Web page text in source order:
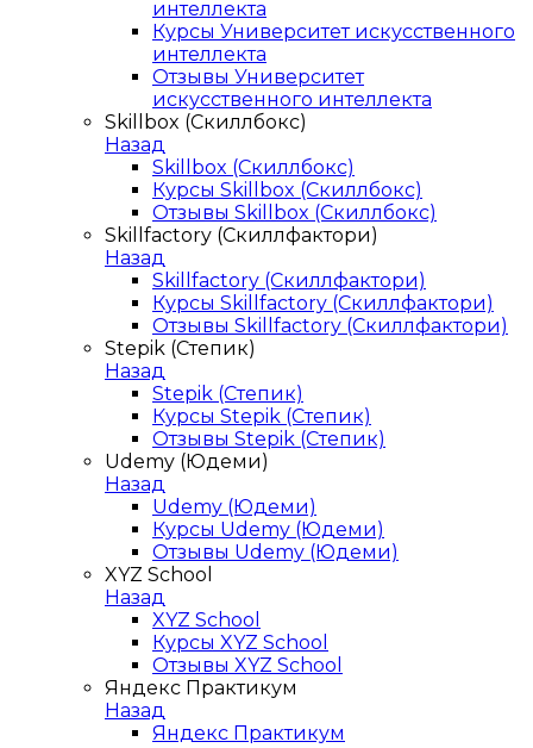
интеллекта
Курсы Университет искусственного
интеллекта
Отзывы Университет
искусственного интеллекта
Skillbox (Скиллбокс)
Назад
Skillbox (Скиллбокс)
Курсы Skillbox (Скиллбокс)
Отзывы Skillbox (Скиллбокс)
Skillfactory (Скиллфактори)
Назад
Skillfactory (Скиллфактори)
Курсы Skillfactory (Скиллфактори)
Отзывы Skillfactory (Скиллфактори)
Stepik (Степик)
Назад
Stepik (Степик)
Курсы Stepik (Степик)
Отзывы Stepik (Степик)
Udemy (Юдеми)
Назад
Udemy (Юдеми)
Курсы Udemy (Юдеми)
Отзывы Udemy (Юдеми)
XYZ School
Назад
XYZ School
Курсы XYZ School
Отзывы XYZ School
Яндекс Практикум
Назад
Яндекс Практикум